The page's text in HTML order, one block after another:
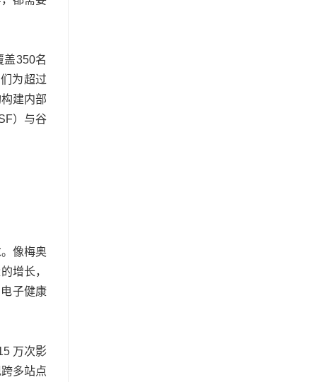
盖350名
为超过
建内部
）与谷
像梅奥
增长，
子健康
万次影
多站点